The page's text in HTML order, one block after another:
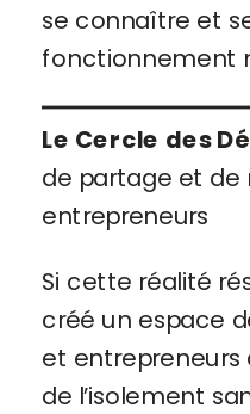
se connaître et
fonctionnement
Le Cercle des
de partage et de
entrepreneurs
Si cette réalité
créé un espace
et entrepreneurs
de l’isolement